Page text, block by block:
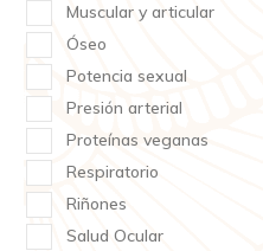
Muscular y articular
Óseo
Potencia sexual
Presión arterial
Proteínas veganas
Respiratorio
Riñones
Salud Ocular